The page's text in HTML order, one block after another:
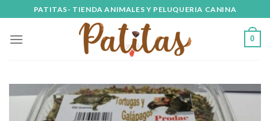
to
content
PATITAS- TIENDA ANIMALES Y PELUQUERIA CANINA
0